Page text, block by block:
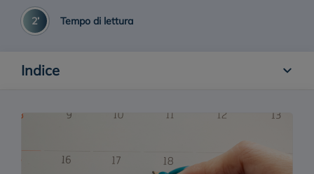
Stitichezza nei bambini
2’ Tempo di lettura
Indice